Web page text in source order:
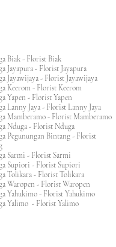
Biak - Florist Biak
Jayapura - Florist Jayapura
Jayawijaya - Florist Jayawijaya
Keerom - Florist Keerom
Yapen - Florist Yapen
Lanny Jaya - Florist Lanny Jaya
Mamberamo - Florist Mamberamo
Nduga - Florist Nduga
Pegunungan Bintang - Florist
Sarmi - Florist Sarmi
Supiori - Florist Supiori
Tolikara - Florist Tolikara
Waropen - Florist Waropen
Yahukimo - Florist Yahukimo
Yalimo - Florist Yalimo